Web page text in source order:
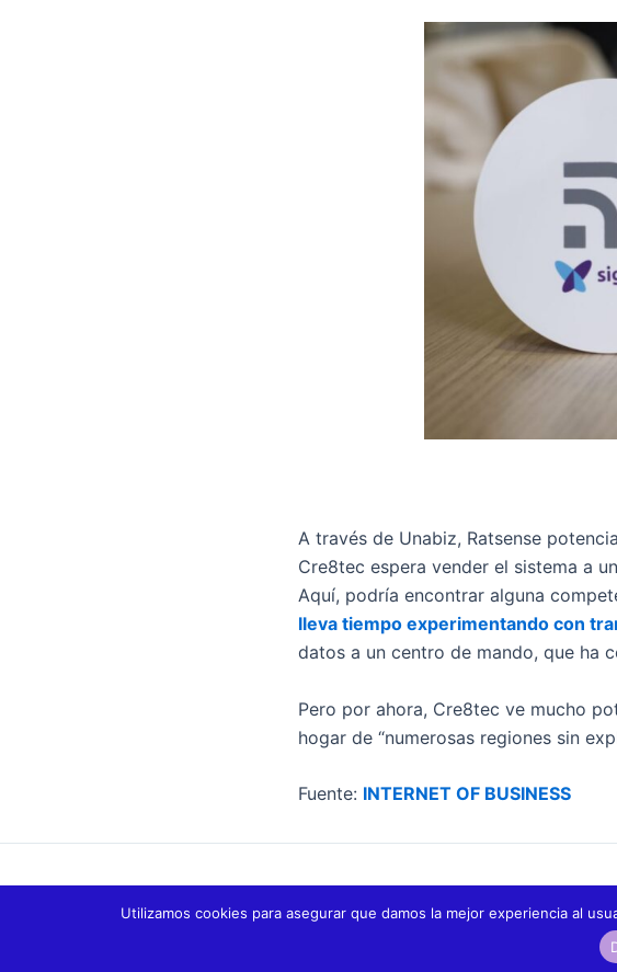
A través de Unabiz, Ratsense
Cre8tec espera vender el sistema a
Aquí, podría encontrar alguna
lleva tiempo experimentando con
datos a un centro de mando, que ha
Pero por ahora, Cre8tec ve mucho
hogar de “numerosas regiones sin
Fuente: INTERNET OF BUSINESS
ANTERIOR
WND Brasil lança rede nacional pública de baixo custo dedicada à Internet das Coisas – IoT
Utilizamos cookies para asegurar que damos la mejor experiencia al